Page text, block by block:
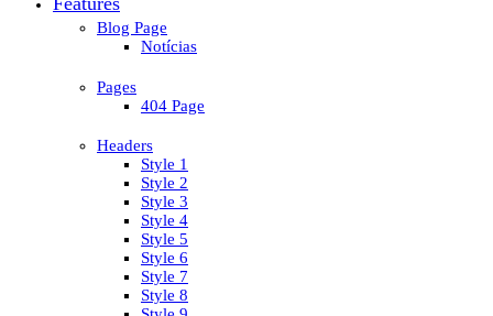
Blog Page
Notícias
Pages
404 Page
Headers
Style 1
Style 2
Style 3
Style 4
Style 5
Style 6
Style 7
Style 8